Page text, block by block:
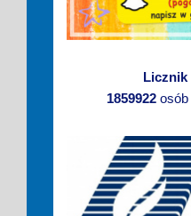
Licznik
1859922osób